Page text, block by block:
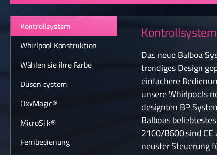
Kontrollsystem
Whirlpool Konstruktion
Wählen sie ihre Farbe
Düsen system
OxyMagic®
MicroSilk®
Fernbedienung
Kontrollsystem
Das neue Balboa
trendiges Design
einfachere
unsere Whirlpools
designten BP
Balboas
2100/B600 sind CE
neuster Steuerung